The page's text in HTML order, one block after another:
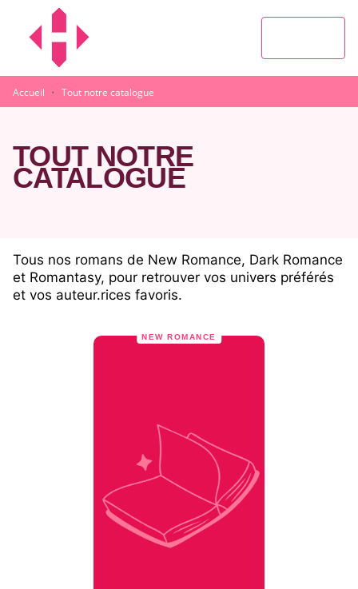
MENU
Accueil · Tout notre catalogue
TOUT NOTRE
CATALOGUE
Tous nos romans de New Romance, Dark Romance
et Romantasy, pour retrouver vos univers préférés
et vos auteur.rices favoris.
NEW ROMANCE